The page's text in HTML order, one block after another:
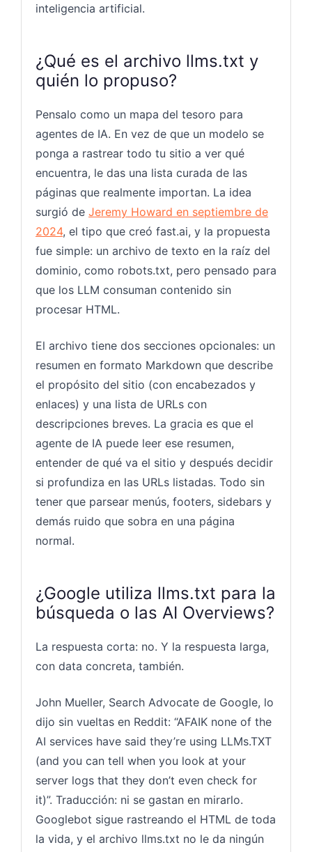
inteligencia artificial.
¿Qué es el archivo llms.txt y
quién lo propuso?
Pensalo como un mapa del tesoro para
agentes de IA. En vez de que un modelo se
ponga a rastrear todo tu sitio a ver qué
encuentra, le das una lista curada de las
páginas que realmente importan. La idea
surgió de Jeremy Howard en septiembre de
2024, el tipo que creó fast.ai, y la propuesta
fue simple: un archivo de texto en la raíz del
dominio, como robots.txt, pero pensado para
que los LLM consuman contenido sin
procesar HTML.
El archivo tiene dos secciones opcionales: un
resumen en formato Markdown que describe
el propósito del sitio (con encabezados y
enlaces) y una lista de URLs con
descripciones breves. La gracia es que el
agente de IA puede leer ese resumen,
entender de qué va el sitio y después decidir
si profundiza en las URLs listadas. Todo sin
tener que parsear menús, footers, sidebars y
demás ruido que sobra en una página
normal.
¿Google utiliza llms.txt para la
búsqueda o las AI Overviews?
La respuesta corta: no. Y la respuesta larga,
con data concreta, también.
John Mueller, Search Advocate de Google, lo
dijo sin vueltas en Reddit: “AFAIK none of the
AI services have said they’re using LLMs.TXT
(and you can tell when you look at your
server logs that they don’t even check for
it)”. Traducción: ni se gastan en mirarlo.
Googlebot sigue rastreando el HTML de toda
la vida, y el archivo llms.txt no le da ningún